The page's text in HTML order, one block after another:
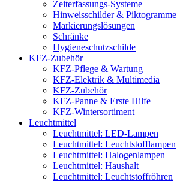
Zeiterfassungs-Systeme
Hinweisschilder & Piktogramme
Markierungslösungen
Schränke
Hygieneschutzschilde
KFZ-Zubehör
KFZ-Pflege & Wartung
KFZ-Elektrik & Multimedia
KFZ-Zubehör
KFZ-Panne & Erste Hilfe
KFZ-Wintersortiment
Leuchtmittel
Leuchtmittel: LED-Lampen
Leuchtmittel: Leuchtstofflampen
Leuchtmittel: Halogenlampen
Leuchtmittel: Haushalt
Leuchtmittel: Leuchtstoffröhren